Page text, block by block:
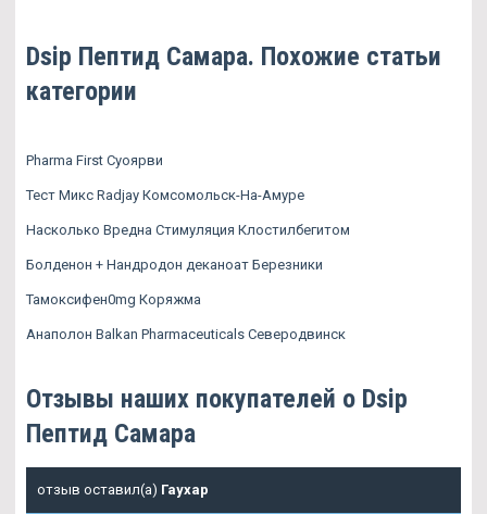
Dsip Пептид Самара. Похожие статьи
категории
Pharma First Суоярви
Тест Микс Radjay Комсомольск-На-Амуре
Насколько Вредна Стимуляция Клостилбегитом
Болденон + Нандродон деканоат Березники
Тамоксифен0mg Коряжма
Анаполон Balkan Pharmaceuticals Северодвинск
Отзывы наших покупателей о Dsip
Пептид Самара
отзыв оставил(а) Гаухар